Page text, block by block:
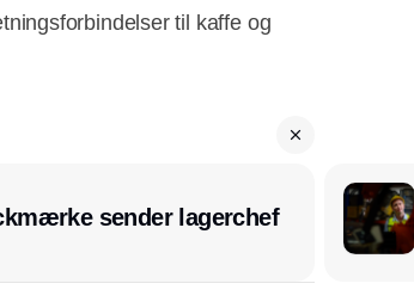
til kaffe og
sender lagerchef